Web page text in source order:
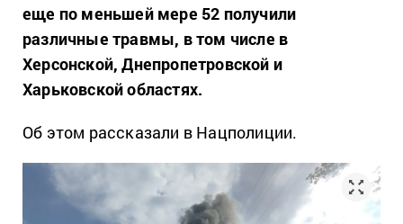
еще по меньшей мере 52 получили
различные травмы, в том числе в
Херсонской, Днепропетровской и
Харьковской областях.
Об этом рассказали в Нацполиции.